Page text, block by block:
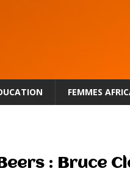
FEMMES
: Bruce